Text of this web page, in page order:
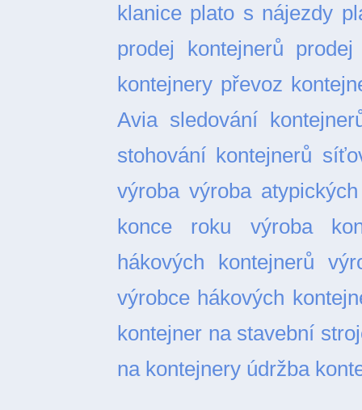
klanice plato s nájezdy
prodej kontejnerů
kontejnery převoz
Avia sledování
stohování kontejnerů
výroba výroba
konce roku
výroba
hákových kontejnerů
výrobce hákových
kontejner na stavební
na kontejnery údržba